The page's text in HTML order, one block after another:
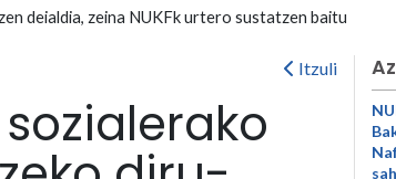
deialdia, zeina NUKFk urtero sustatzen baitu
Itzuli